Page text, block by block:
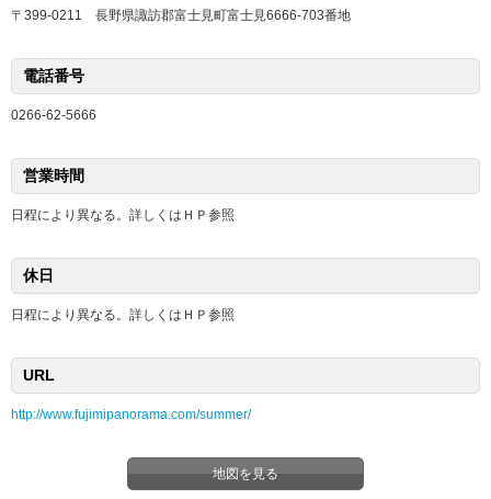
〒399-0211 長野県諏訪郡富士見町富士見6666-703番地
電話番号
0266-62-5666
営業時間
日程により異なる。詳しくはＨＰ参照
休日
日程により異なる。詳しくはＨＰ参照
URL
http://www.fujimipanorama.com/summer/
地図を見る